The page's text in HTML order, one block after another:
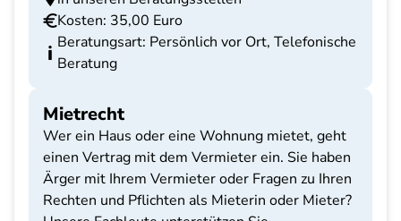
Kosten: 35,00 Euro
Beratungsart: Persönlich vor Ort, Telefonische
Beratung
Mietrecht
Wer ein Haus oder eine Wohnung mietet, geht
einen Vertrag mit dem Vermieter ein. Sie haben
Ärger mit Ihrem Vermieter oder Fragen zu Ihren
Rechten und Pflichten als Mieterin oder Mieter?